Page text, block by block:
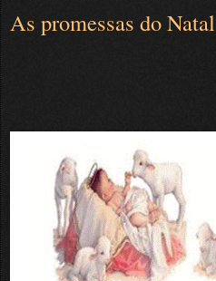
As promessas do Natal